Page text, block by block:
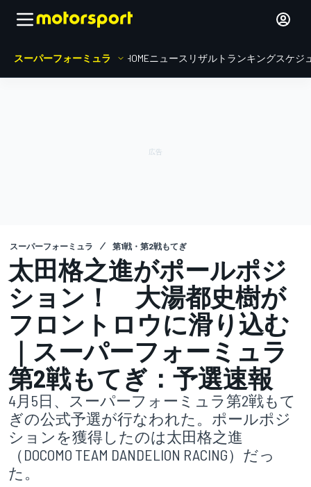
スーパーフォーミュラ HOMEニュース リザルト ランキングスケジ
スーパーフォーミュラ 第1戦・第2戦もてぎ
太田格之進がポールポジ
ション！ 大湯都史樹が
フロントロウに滑り込む
｜スーパーフォーミュラ
第2戦もてぎ：予選速報
4月5日、スーパーフォーミュラ第2戦もて
ぎの公式予選が行なわれた。ポールポジ
ションを獲得したのは太田格之進
（DOCOMO TEAM DANDELION RACING）だっ
た。